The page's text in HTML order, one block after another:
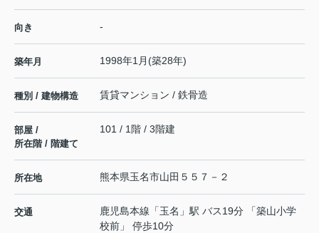
向き -
築年月 1998年1月(築28年)
種別 / 建物構造 賃貸マンション / 鉄骨造
部屋 /
所在階 / 階建て
101 / 1階 / 3階建
所在地 熊本県玉名市山田 ５５７－２
交通 鹿児島本線 「玉名 」駅 バス19分 「築山小学
校前」 停歩10分